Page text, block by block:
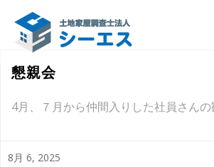
ス
懇親会
4月、７月から仲間入りした社員さん
8月 6, 2025